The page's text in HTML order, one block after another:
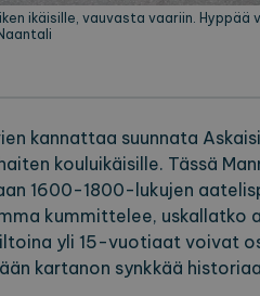
ikäisille, vauvasta vaariin. Hyppää
kannattaa suunnata
kouluikäisille. Tässä
1600-1800-lukujen
kummittelee, uskallatko
yli 15-vuotiaat voivat
kartanon synkkää